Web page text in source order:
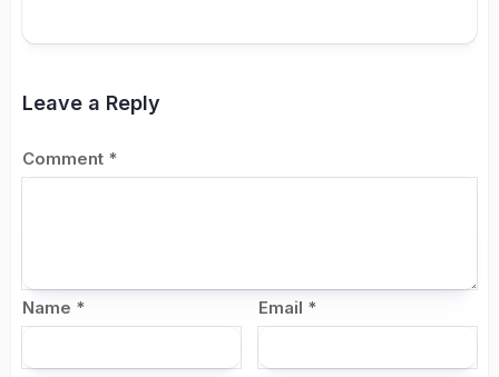
Leave a Reply
Comment *
Name * Email *